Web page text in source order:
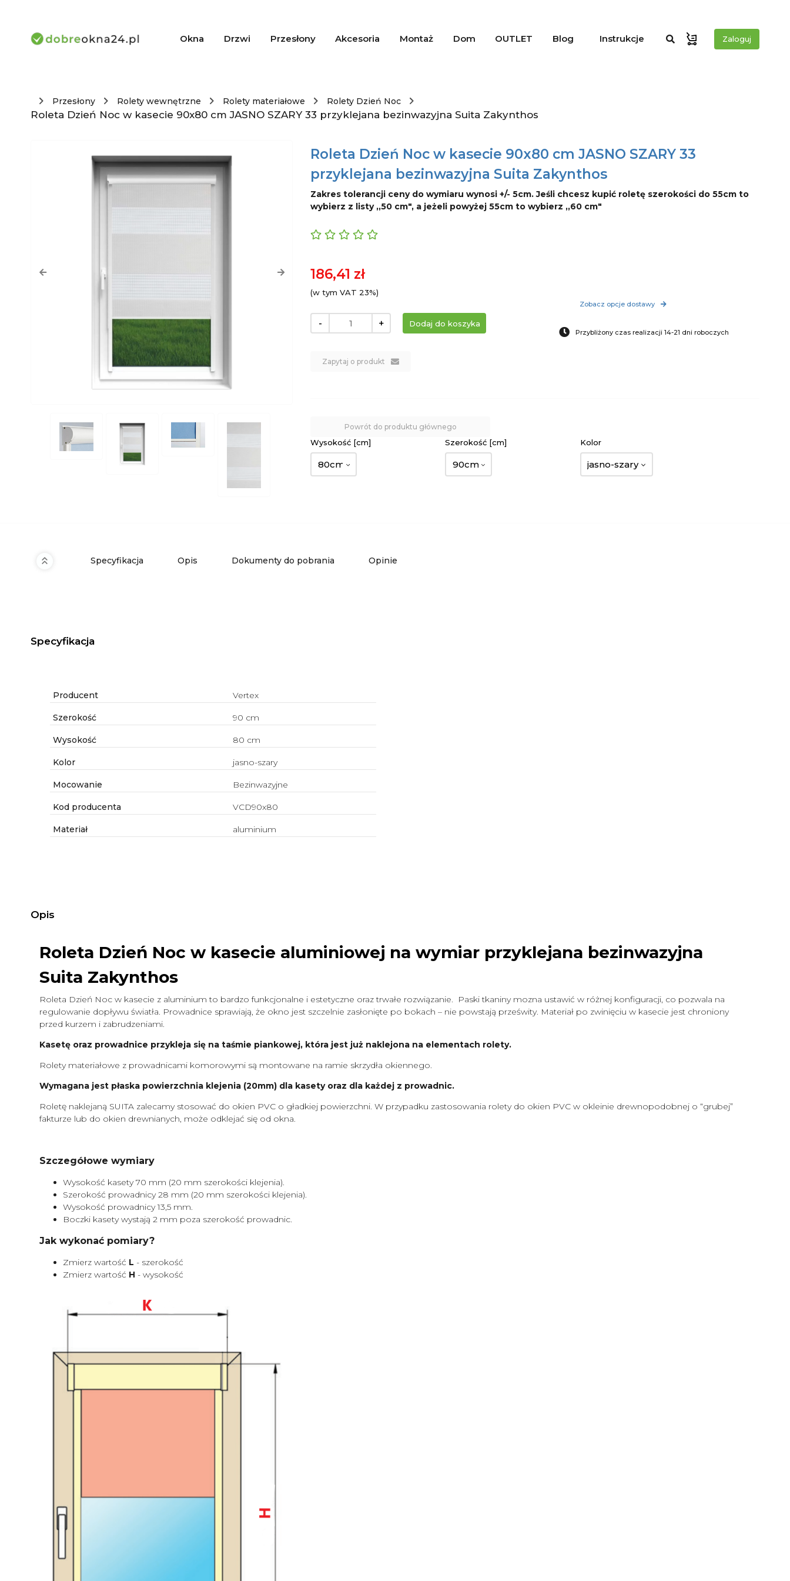
Okna Drzwi Przesłony Akcesoria Montaż Dom OUTLET Blog Instrukcje Zaloguj
Przesłony Rolety wewnętrzne Rolety materiałowe Rolety Dzień Noc
Roleta Dzień Noc w kasecie 90x80 cm JASNO SZARY 33 przyklejana bezinwazyjna Suita Zakynthos
Roleta Dzień Noc w kasecie 90x80 cm JASNO SZARY 33
przyklejana bezinwazyjna Suita Zakynthos
Zakres tolerancji ceny do wymiaru wynosi +/- 5cm. Jeśli chcesz kupić roletę szerokości do 55cm to
wybierz z listy ,,50 cm", a jeżeli powyżej 55cm to wybierz ,,60 cm"
186,41 zł
(w tym VAT 23%)
- +
Zapytaj o produkt
Zobacz opcje dostawy
Przybliżony czas realizacji 14-21 dni roboczych
Powrót do produktu głównego
Wysokość [cm]
80cm
Szerokość [cm]
90cm
Kolor
jasno-szary
Specyfikacja Opis Dokumenty do pobrania Opinie
Specyfikacja
Producent Vertex
Szerokość 90 cm
Wysokość 80 cm
Kolor jasno-szary
Mocowanie Bezinwazyjne
Kod producenta VCD90x80
Materiał aluminium
Opis
Roleta Dzień Noc w kasecie aluminiowej na wymiar przyklejana bezinwazyjna
Suita Zakynthos
Roleta Dzień Noc w kasecie z aluminium to bardzo funkcjonalne i estetyczne oraz trwałe rozwiązanie. Paski tkaniny mozna ustawić w różnej konfiguracji, co pozwala na
regulowanie dopływu światła. Prowadnice sprawiają, że okno jest szczelnie zasłonięte po bokach – nie powstają prześwity. Materiał po zwinięciu w kasecie jest chroniony
przed kurzem i zabrudzeniami.
Kasetę oraz prowadnice przykleja się na taśmie piankowej, która jest już naklejona na elementach rolety.
Rolety materiałowe z prowadnicami komorowymi są montowane na ramie skrzydła okiennego.
Wymagana jest płaska powierzchnia klejenia (20mm) dla kasety oraz dla każdej z prowadnic.
Roletę naklejaną SUITA zalecamy stosować do okien PVC o gładkiej powierzchni. W przypadku zastosowania rolety do okien PVC w okleinie drewnopodobnej o “grubej”
fakturze lub do okien drewnianych, może odklejać się od okna.
Szczegółowe wymiary
Wysokość kasety 70 mm (20 mm szerokości klejenia).
Szerokość prowadnicy 28 mm (20 mm szerokości klejenia).
Wysokość prowadnicy 13,5 mm.
Boczki kasety wystają 2 mm poza szerokość prowadnic.
Jak wykonać pomiary?
Zmierz wartość L - szerokość
Zmierz wartość H - wysokość